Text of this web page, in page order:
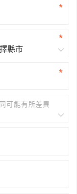
可能有所差異